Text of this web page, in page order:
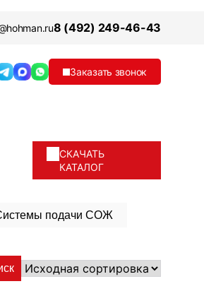
8 (492) 249-46-43
Заказать звонок
СКАЧАТЬ
КАТАЛОГ
подачи СОЖ